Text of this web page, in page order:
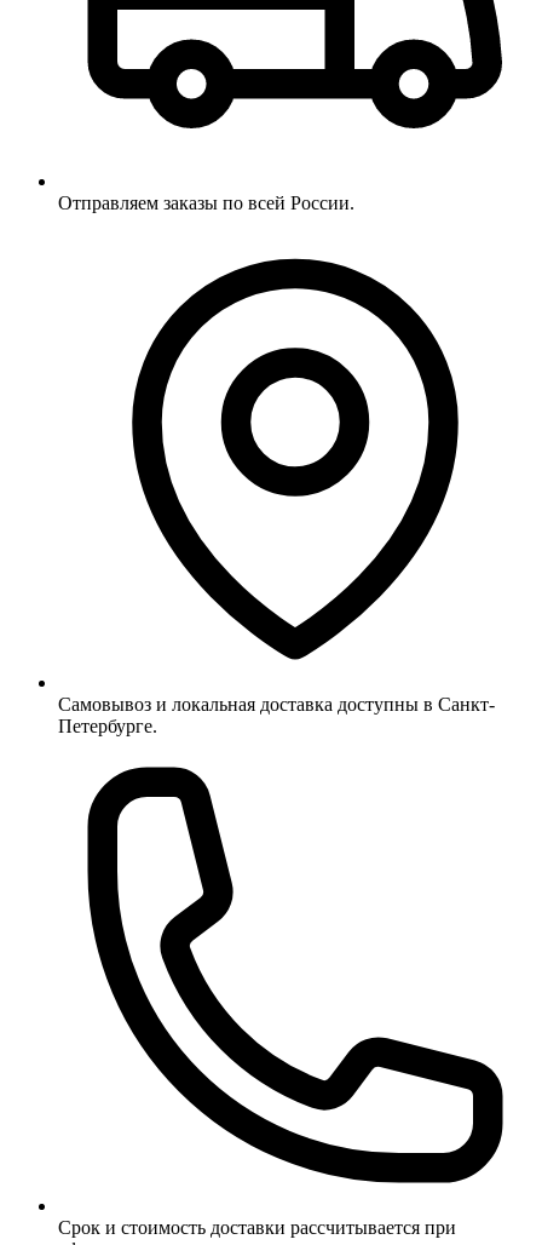
Отправляем заказы по всей России.
Самовывоз и локальная доставка доступны в Санкт-
Петербурге.
Срок и стоимость доставки рассчитывается при